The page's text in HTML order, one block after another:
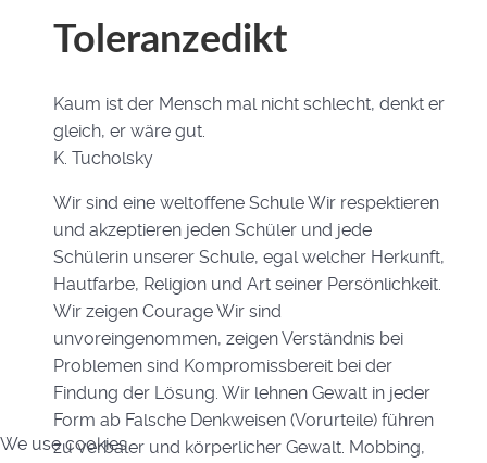
Toleranzedikt
Kaum ist der Mensch mal nicht schlecht, denkt er
gleich, er wäre gut.
K. Tucholsky
Wir sind eine weltoffene Schule Wir respektieren
und akzeptieren jeden Schüler und jede
Schülerin unserer Schule, egal welcher Herkunft,
Hautfarbe, Religion und Art seiner Persönlichkeit.
Wir zeigen Courage Wir sind
unvoreingenommen, zeigen Verständnis bei
Problemen sind Kompromissbereit bei der
Findung der Lösung. Wir lehnen Gewalt in jeder
Form ab Falsche Denkweisen (Vorurteile) führen
zu verbaler und körperlicher Gewalt. Mobbing,
We use cookies